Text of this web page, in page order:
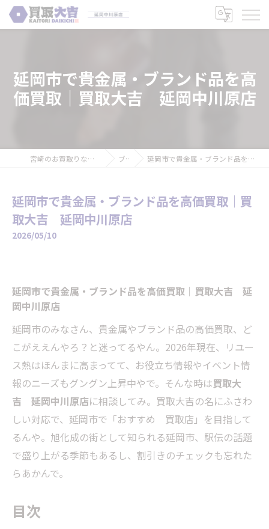
延岡市で貴金属・ブランド品を高
価買取｜買取大吉 延岡中川原店
宮崎のお買取りなら買取大吉 延岡中川原店 ブログ 延岡市で貴金属・ブランド品を高価買取｜買取大吉 延岡中川原店
延岡市で貴金属・ブランド品を高価買取｜買
取大吉 延岡中川原店
2026/05/10
延岡市で貴金属・ブランド品を高価買取｜買取大吉 延
岡中川原店
延岡市のみなさん、貴金属やブランド品の高価買取、ど
こがええんやろ？と迷ってるやん。2026年現在、リユー
ス熱はほんまに高まってて、お役立ち情報やイベント情
報のニーズもグングン上昇中やで。そんな時は買取大
吉 延岡中川原店に相談してみ。買取大吉の名にふさわ
しい対応で、延岡市で「おすすめ 買取店」を目指して
るんや。旭化成の街として知られる延岡市、駅伝の話題
で盛り上がる季節もあるし、割引きのチェックも忘れた
らあかんで。
目次